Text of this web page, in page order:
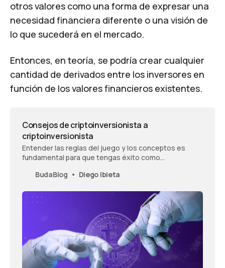
otros valores como una forma de expresar una
necesidad financiera diferente o una visión de
lo que sucederá en el mercado.
Entonces, en teoría, se podría crear cualquier
cantidad de derivados entre los inversores en
función de los valores financieros existentes.
Consejos de criptoinversionista a
criptoinversionista
Entender las reglas del juego y los conceptos es
fundamental para que tengas éxito como
BudaBlog Diego Ibieta